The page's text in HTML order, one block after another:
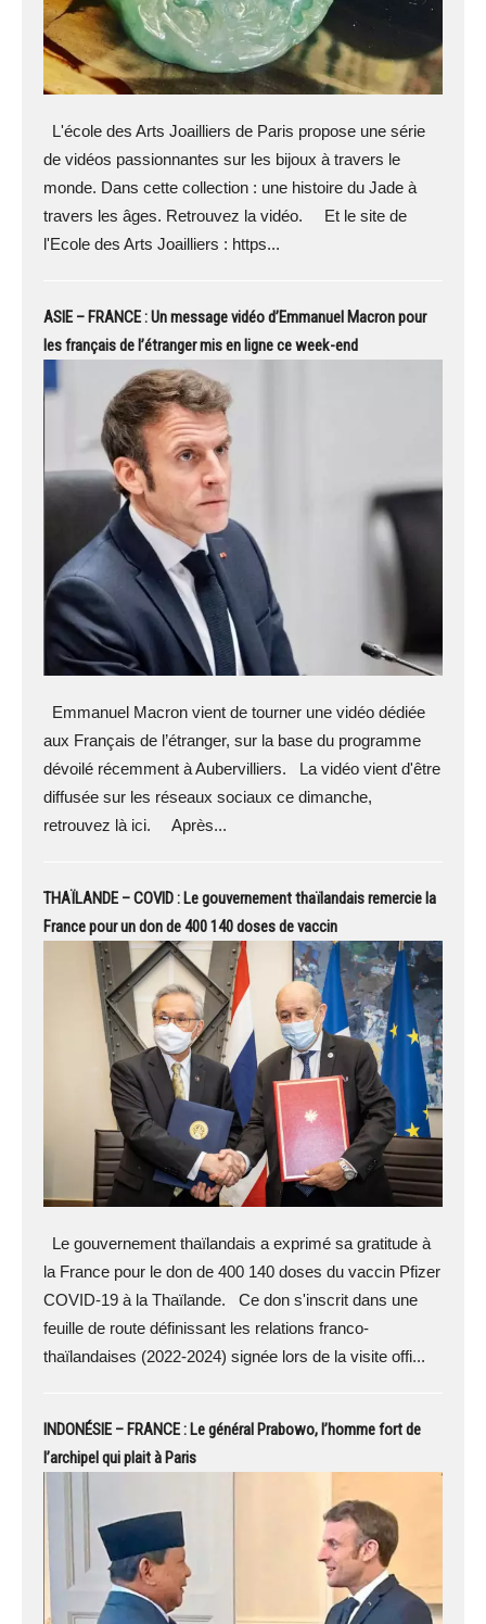
L'école des Arts Joailliers de Paris propose une série
de vidéos passionnantes sur les bijoux à travers le
monde. Dans cette collection : une histoire du Jade à
travers les âges. Retrouvez la vidéo. Et le site de
l'Ecole des Arts Joailliers : https...
ASIE – FRANCE : Un message vidéo d’Emmanuel Macron pour
les français de l’étranger mis en ligne ce week-end
Emmanuel Macron vient de tourner une vidéo dédiée
aux Français de l’étranger, sur la base du programme
dévoilé récemment à Aubervilliers. La vidéo vient d'être
diffusée sur les réseaux sociaux ce dimanche,
retrouvez là ici. Après...
THAÏLANDE – COVID : Le gouvernement thaïlandais remercie la
France pour un don de 400 140 doses de vaccin
Le gouvernement thaïlandais a exprimé sa gratitude à
la France pour le don de 400 140 doses du vaccin Pfizer
COVID-19 à la Thaïlande. Ce don s'inscrit dans une
feuille de route définissant les relations franco-
thaïlandaises (2022-2024) signée lors de la visite offi...
INDONÉSIE – FRANCE : Le général Prabowo, l’homme fort de
l’archipel qui plait à Paris